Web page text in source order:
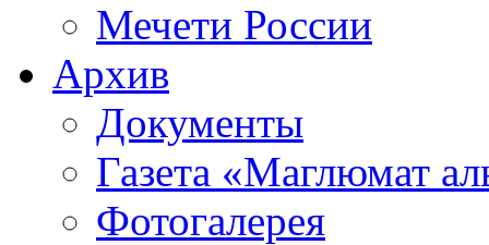
Мечети России
Архив
Документы
Газета «Маглюмат
Фотогалерея